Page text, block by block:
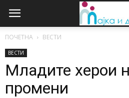
ПОЧЕТНА ВЕСТИ
ВЕСТИ
Младите херои
промени